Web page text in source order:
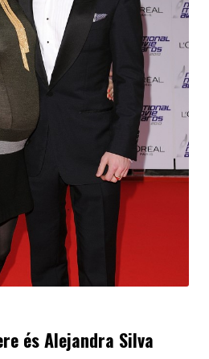
és Alejandra Silva